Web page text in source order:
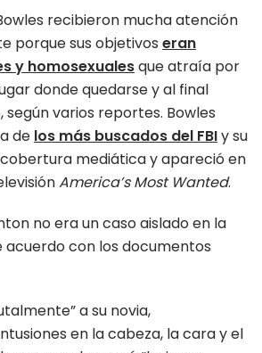
recibieron mucha atención
porque sus objetivos eran
y homosexualesque atraía por
donde quedarse y al final
varios reportes. Bowles
de los más buscados del FBIy su
mediática y apareció en
America’s Most Wanted.
no era un caso aislado en la
acuerdo con los documentos
a su novia,
en la cabeza, la cara y el